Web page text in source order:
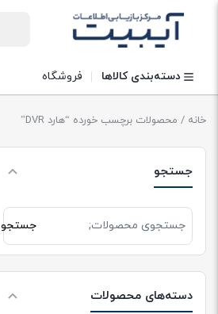
دسته‌بندی کالاها فروشگاه
خانه / محصولات برچسب خورده “هارد DVR”
جستجو
برای:
جستجو
دسته‌های محصولات